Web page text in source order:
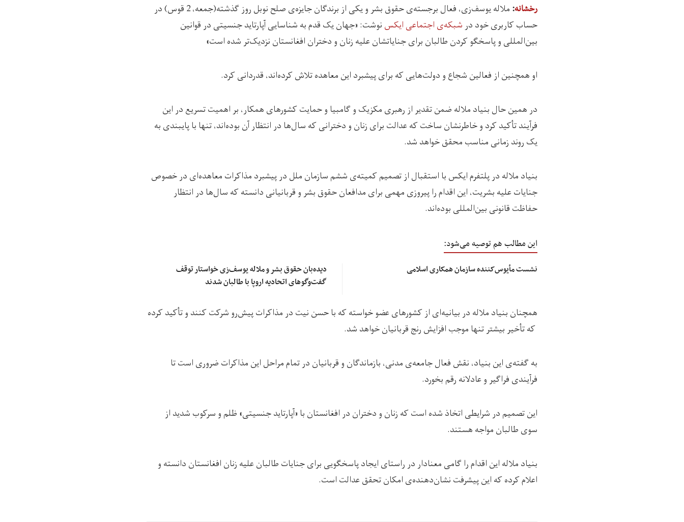
رخشانه:
ملاله یوسف‌زی، فعال برجسته‌ی حقوق بشر و یکی از برندگان جایزه‌ی صلح نوبل روز گذشته(جمعه، 2 قوس) در
حساب کاربری خود درشبکه‌ی اجتماعی ایکسنوشت: «جهان یک قدم به شناسایی آپارتاید جنسیتی در قوانین
بین‌المللی و پاسخگو کردن طالبان برای جنایاتشان علیه زنان و دختران افغانستان نزدیک‌تر شده است»
او همچنین از فعالین شجاع و دولت‌هایی که برای پیشبرد این معاهده تلاش کرده‌اند، قدردانی کرد.
در همین حال بنیاد ملاله ضمن تقدیر از رهبری مکزیک و گامبیا و حمایت کشورهای همکار، بر اهمیت تسریع در این
فرآیند تأکید کرد و خاطرنشان ساخت که عدالت برای زنان و دخترانی که سال‌ها در انتظار آن بوده‌اند، تنها با پایبندی به
یک روند زمانی مناسب محقق خواهد شد.
بنیاد ملاله در پلتفرم ایکس با استقبال از تصمیم کمیته‌ی ششم سازمان ملل در پیشبرد مذاکرات معاهده‌ای در خصوص
جنایات علیه بشریت، این اقدام را پیروزی مهمی برای مدافعان حقوق بشر و قربانیانی دانسته که سال‌ها در انتظار
حفاظت قانونی بین‌المللی بوده‌اند.
این مطالب هم توصیه می‌شود:
نشست مأیوس‌کننده سازمان همکاری اسلامی
دیده‌بان حقوق بشر و ملاله یوسف‌زی خواستار توقف
گفت‌وگوهای اتحادیه اروپا با طالبان شدند
همچنان بنیاد ملاله در بیانیه‌ای از کشورهای عضو خواسته که با حسن نیت در مذاکرات پیش‌رو شرکت کنند و تأکید کرده
که تأخیر بیشتر تنها موجب افزایش رنج قربانیان خواهد شد.
به گفته‌ی این بنیاد، نقش فعال جامعه‌ی مدنی، بازماندگان و قربانیان در تمام مراحل این مذاکرات ضروری است تا
فرآیندی فراگیر و عادلانه رقم بخورد.
این تصمیم در شرایطی اتخاذ شده است که زنان و دختران در افغانستان با «آپارتاید جنسیتی» ظلم و سرکوب شدید از
سوی طالبان مواجه هستند.
بنیاد ملاله این اقدام را گامی معنادار در راستای ایجاد پاسخگویی برای جنایات طالبان علیه زنان افغانستان دانسته و
اعلام کرده که این پیشرفت نشان‌دهنده‌ی امکان تحقق عدالت است.